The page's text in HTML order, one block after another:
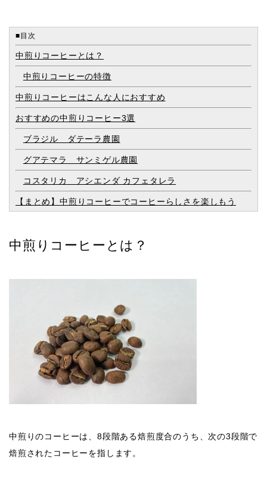
■目次
中煎りコーヒーとは？
中煎りコーヒーの特徴
中煎りコーヒーはこんな人におすすめ
おすすめの中煎りコーヒー3選
ブラジル ダテーラ農園
グアテマラ サンミゲル農園
コスタリカ アシエンダ カフェタレラ
【まとめ】中煎りコーヒーでコーヒーらしさを楽しもう
中煎りコーヒーとは？
中煎りのコーヒーは、8段階ある焙煎度合のうち、次の3段階で
焙煎されたコーヒーを指します。